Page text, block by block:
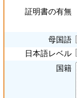
証明書の有無
母国語
日本語レベル
国籍